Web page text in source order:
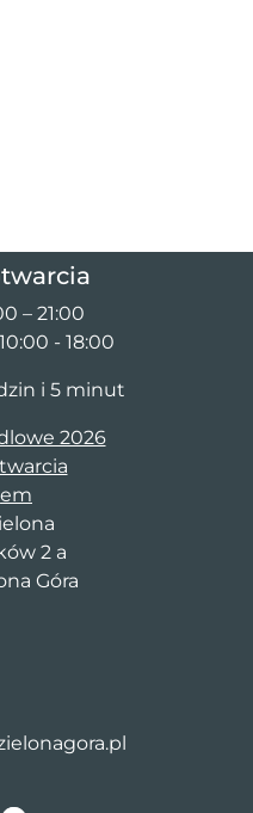
Opcje można
– 21:00
- 18:00
i 5 minut
2026
2 a
Góra